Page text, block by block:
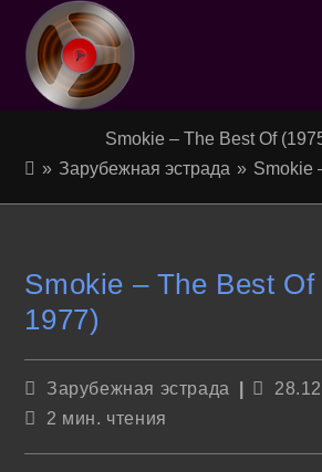
Перейти
содержимому
Smokie – The Best Of
» Зарубежная эстрада » Smokie
Smokie – The Best
1977)
Рубрика
Зарубежная эстрада
Запись
Время2 мин. чтения